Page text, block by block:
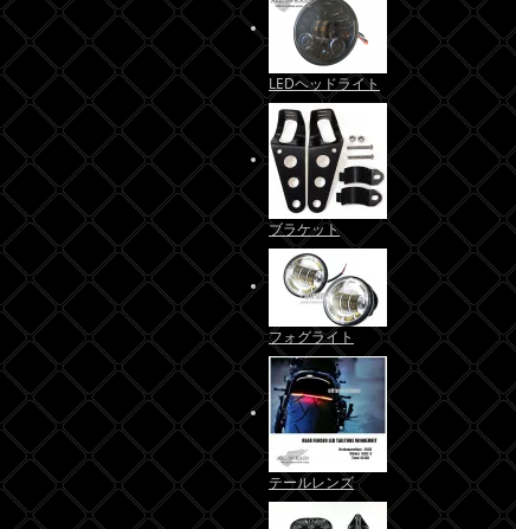
LEDヘッドライト
ブラケット
フォグライト
テールレンズ